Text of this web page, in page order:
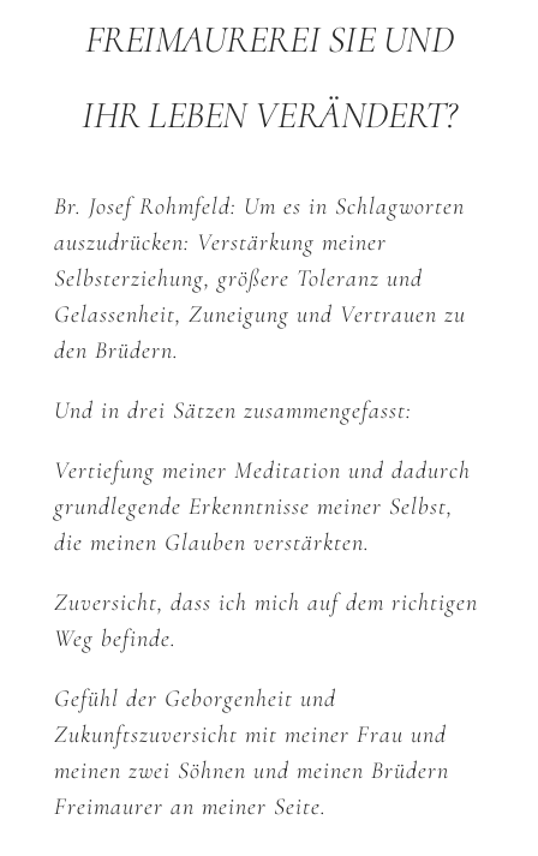
FREIMAUREREI SIE UND
IHR LEBEN VERÄNDERT?
Br. Josef Rohmfeld: Um es in Schlagworten
auszudrücken: Verstärkung meiner
Selbsterziehung, größere Toleranz und
Gelassenheit, Zuneigung und Vertrauen zu
den Brüdern.
Und in drei Sätzen zusammengefasst:
Vertiefung meiner Meditation und dadurch
grundlegende Erkenntnisse meiner Selbst,
die meinen Glauben verstärkten.
Zuversicht, dass ich mich auf dem richtigen
Weg befinde.
Gefühl der Geborgenheit und
Zukunftszuversicht mit meiner Frau und
meinen zwei Söhnen und meinen Brüdern
Freimaurer an meiner Seite.